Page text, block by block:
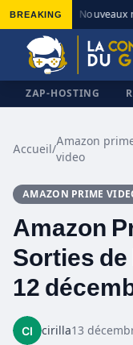
BREAKING Nouveaux
ZAP-HOSTING
Accueil/
Amazon
video
AMAZON PRIME
Amazon
Sorties de
12
cirilla13